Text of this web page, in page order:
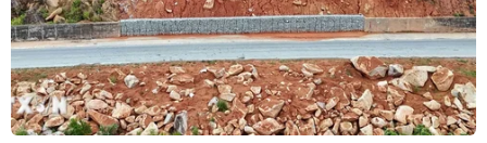
Australia và Indonesia khôi phục hoàn
toàn quan hệ quân sự
26/02/2017 04:04
Phát biểu họp báo tại Sydney, Thủ tướng Australia